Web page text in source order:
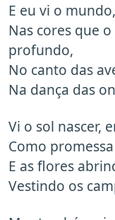
E eu vi o
Nas cores que
profundo,
No canto das
Na dança das
Vi o sol nascer,
Como
E as flores
Vestindo os